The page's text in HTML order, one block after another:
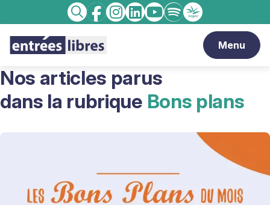
Menu
Recherche
Facebook
Instagram
linkedinYoutube
SpotifyEnseignement
catholique
Nos articles parus
dans la rubrique Bons plans